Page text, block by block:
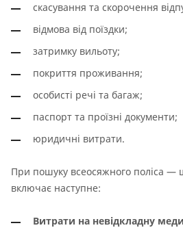
скасування та скорочення
відмова від поїздки;
затримку вильоту;
покриття проживання;
особисті речі та багаж;
паспорт та проїзні документи;
юридичні витрати.
При пошуку всеосяжного поліса —
включає наступне:
Витрати на невідкладну